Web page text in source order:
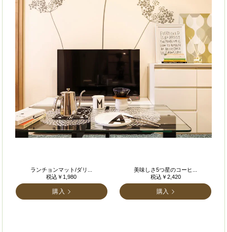
ランチョンマット/ダリ...
税込￥1,980
購入
美味しさ5つ星のコーヒ...
税込￥2,420
購入